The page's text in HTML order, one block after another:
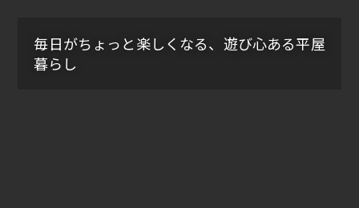
毎日がちょっと楽しくなる、遊び心ある平屋
暮らし